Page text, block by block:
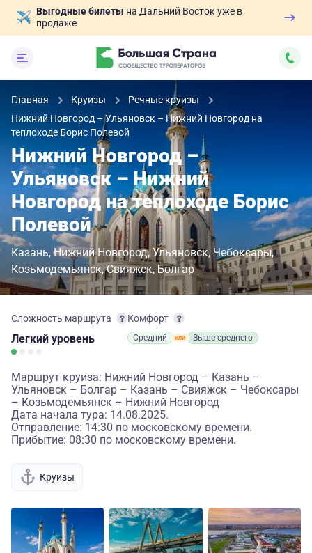
Выгодные билеты на Дальний Восток уже в
продаже
Главная Круизы
Речные круизы
Нижний Новгород – Ульяновск – Нижний Новгород на
теплоходе Борис Полевой
Нижний Новгород –
Ульяновск – Нижний
Новгород на теплоходе Борис
Полевой
Казань Нижний Новгород Ульяновск Чебоксары
Козьмодемьянск Свияжск Болгар
Сложность маршрута
Легкий уровень
Комфорт
Средний Выше среднего
Маршрут круиза: Нижний Новгород – Казань –
Ульяновск – Болгар – Казань – Свияжск – Чебоксары
– Козьмодемьянск – Нижний Новгород
Дата начала тура: 14.08.2025.
Отправление: 14:30 по московскому времени.
Прибытие: 08:30 по московскому времени.
Круизы